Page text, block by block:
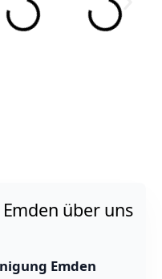
über uns
Emden